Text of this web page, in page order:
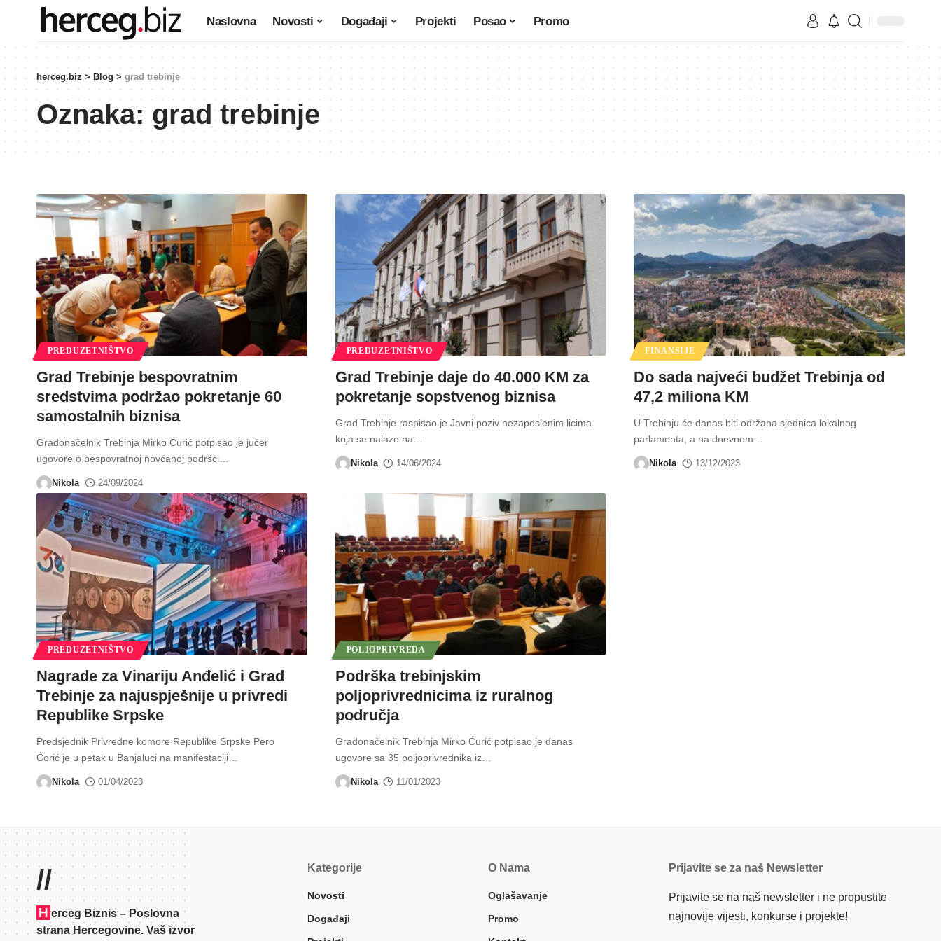
Naslovna Novosti Događaji Projekti Posao Promo
herceg.biz > Blog > grad trebinje
Oznaka:grad trebinje
PREDUZETNIŠTVO
Grad Trebinje bespovratnim
sredstvima podržao pokretanje 60
samostalnih biznisa
Gradonačelnik Trebinja Mirko Ćurić potpisao je jučer
ugovore o bespovratnoj novčanoj podršci
Nikola 24/09/2024
PREDUZETNIŠTVO
Grad Trebinje daje do 40.000 KM za
pokretanje sopstvenog biznisa
Grad Trebinje raspisao je Javni poziv nezaposlenim licima
koja se nalaze na
Nikola 14/06/2024
FINANSIJE
Do sada najveći budžet Trebinja od
47,2 miliona KM
U Trebinju će danas biti održana sjednica lokalnog
parlamenta, a na dnevnom
Nikola 13/12/2023
PREDUZETNIŠTVO
Nagrade za Vinariju Anđelić i Grad
Trebinje za najuspješnije u privredi
Republike Srpske
Predsjednik Privredne komore Republike Srpske Pero
Ćorić je u petak u Banjaluci na manifestaciji
Nikola 01/04/2023
POLJOPRIVREDA
Podrška trebinjskim
poljoprivrednicima iz ruralnog
područja
Gradonačelnik Trebinja Mirko Ćurić potpisao je danas
ugovore sa 35 poljoprivrednika iz…
Nikola 11/01/2023
//
H erceg Biznis – Poslovna
strana Hercegovine. Vaš izvor
Kategorije
Novosti
Događaji
O Nama
Oglašavanje
Promo
Prijavite se za naš Newsletter
Prijavite se na naš newsletter i ne propustite
najnovije vijesti, konkurse i projekte!